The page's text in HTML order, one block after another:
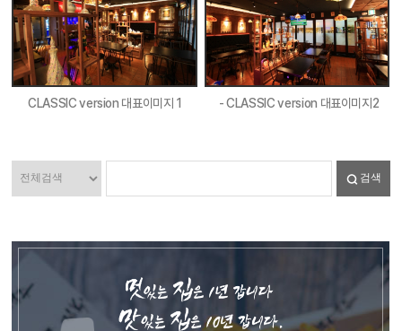
CLASSIC version 대표이미지 1 - CLASSIC version 대표이미지2
검색